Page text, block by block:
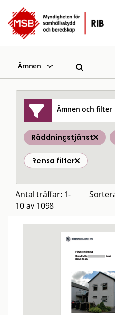
Ämnen
Ämnen och filter
Räddningstjänst
Rensa filter
Antal träffar: 1-
10 av 1098